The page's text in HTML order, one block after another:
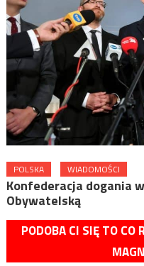
POLSKA WIADOMOŚCI
Konfederacja dogania
Obywatelską
PODOBA CI SIĘ TO CO